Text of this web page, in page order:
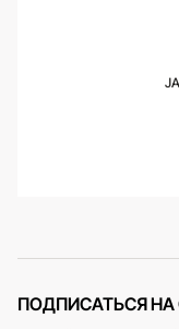
ПОДПИСАТЬСЯ